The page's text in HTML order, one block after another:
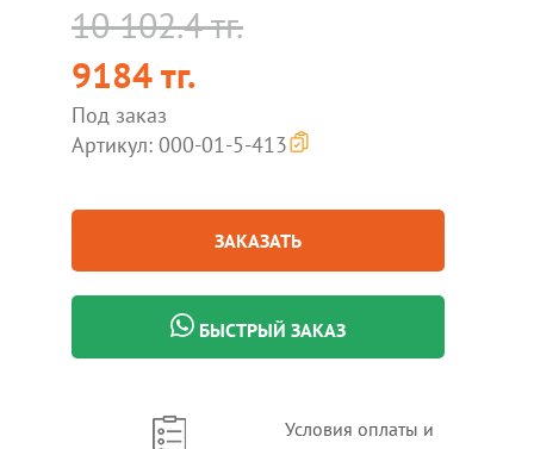
10 102.4 тг.
9184 тг.
Под заказ
Артикул: 000-01-5-413
ЗАКАЗАТЬ
БЫСТРЫЙ ЗАКАЗ
Условия оплаты и